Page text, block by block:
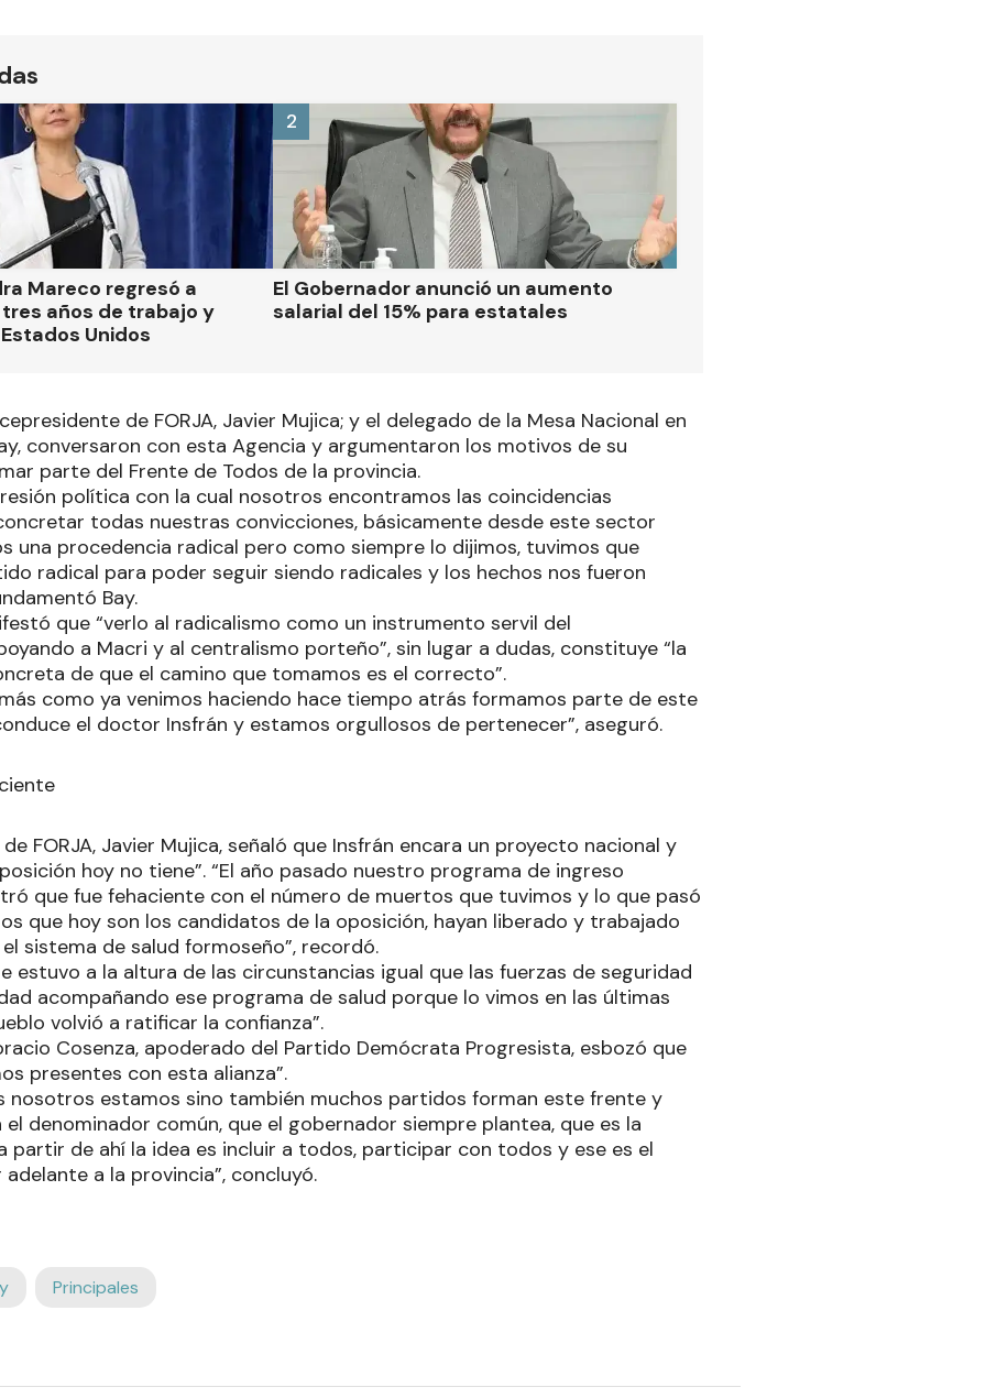
Mareco regresó a
años de trabajo y
Unidos
El Gobernador anunció un aumento
salarial del 15% para estatales
2
de FORJA, Javier Mujica; y el delegado de la Mesa Nacional en
conversaron con esta Agencia y argumentaron los motivos de su
parte del Frente de Todos de la provincia.
política con la cual nosotros encontramos las coincidencias
todas nuestras convicciones, básicamente desde este sector
una procedencia radical pero como siempre lo dijimos, tuvimos que
radical para poder seguir siendo radicales y los hechos nos fueron
Bay.
que “verlo al radicalismo como un instrumento servil del
a Macri y al centralismo porteño”, sin lugar a dudas, constituye “la
de que el camino que tomamos es el correcto”.
como ya venimos haciendo hace tiempo atrás formamos parte de este
el doctor Insfrán y estamos orgullosos de pertenecer”, aseguró.
FORJA, Javier Mujica, señaló que Insfrán encara un proyecto nacional y
hoy no tiene”. “El año pasado nuestro programa de ingreso
que fue fehaciente con el número de muertos que tuvimos y lo que pasó
que hoy son los candidatos de la oposición, hayan liberado y trabajado
sistema de salud formoseño”, recordó.
estuvo a la altura de las circunstancias igual que las fuerzas de seguridad
acompañando ese programa de salud porque lo vimos en las últimas
volvió a ratificar la confianza”.
Cosenza, apoderado del Partido Demócrata Progresista, esbozó que
presentes con esta alianza”.
nosotros estamos sino también muchos partidos forman este frente y
denominador común, que el gobernador siempre plantea, que es la
partir de ahí la idea es incluir a todos, participar con todos y ese es el
a la provincia”, concluyó.
Principales